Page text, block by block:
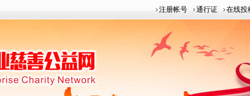
注册帐号 通行证 在线投